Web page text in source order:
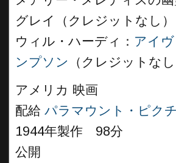
グレイ（クレジットなし）
ウィル・ハーディ： アイ
ンプソン
（クレジットなし
アメリカ 映画
配給 パラマウント・ピク
1944年製作 98分
公開